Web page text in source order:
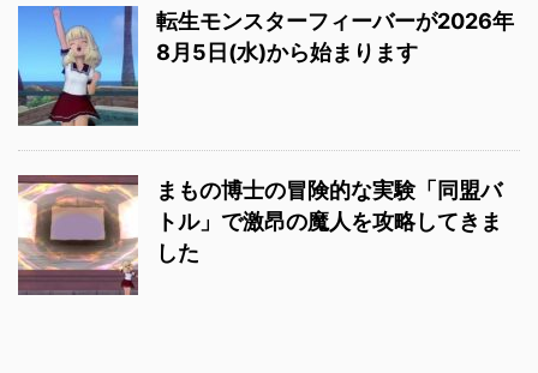
転生モンスターフィーバーが2026年
8月5日(水)から始まります
まもの博士の冒険的な実験「同盟バ
トル」で激昂の魔人を攻略してきま
した